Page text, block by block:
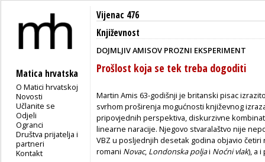
Matica hrvatska
O Matici hrvatskoj
Novosti
Učlanite se
Odjeli
Ogranci
Društva prijatelja i
partneri
Kontakt
Vijenac 476
Književnost
DOJMLJIV AMISOV PROZNI EKSPERIMENT
Prošlost koja se tek treba dogoditi
Martin Amis 63-godišnji je britanski pisac
svrhom proširenja mogućnosti književnog
pripovjednih perspektiva, diskurzivne
linearne naracije. Njegovo stvaralaštvo nije
VBZ u posljednjih desetak godina objavio
romani Novac, Londonska poljai Noćni vlak), a